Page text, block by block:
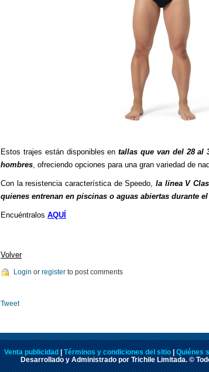
Estos trajes están disponibles entallas que van del 28 al
hombres, ofreciendo opciones para una gran variedad de
Con la resistencia característica de Speedo, la línea V
quienes entrenan en piscinas o aguas abiertas durante
Encuéntralos AQUÍ
Volver
Login or register to post comments
Tweet
Venta publicidad | Términos y condiciones del sitio | Quiénes
Desarrollado y Administrado por Trichile Limitada. ©